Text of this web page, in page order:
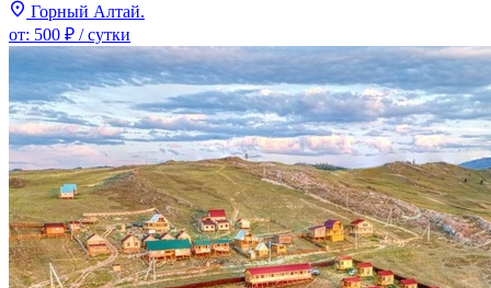
Горный Алтай.
от: 500 ₽ / сутки